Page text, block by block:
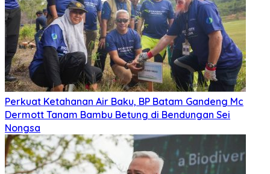
Perkuat Ketahanan Air Baku, BP Batam Gandeng Mc
Dermott Tanam Bambu Betung di Bendungan Sei
Nongsa